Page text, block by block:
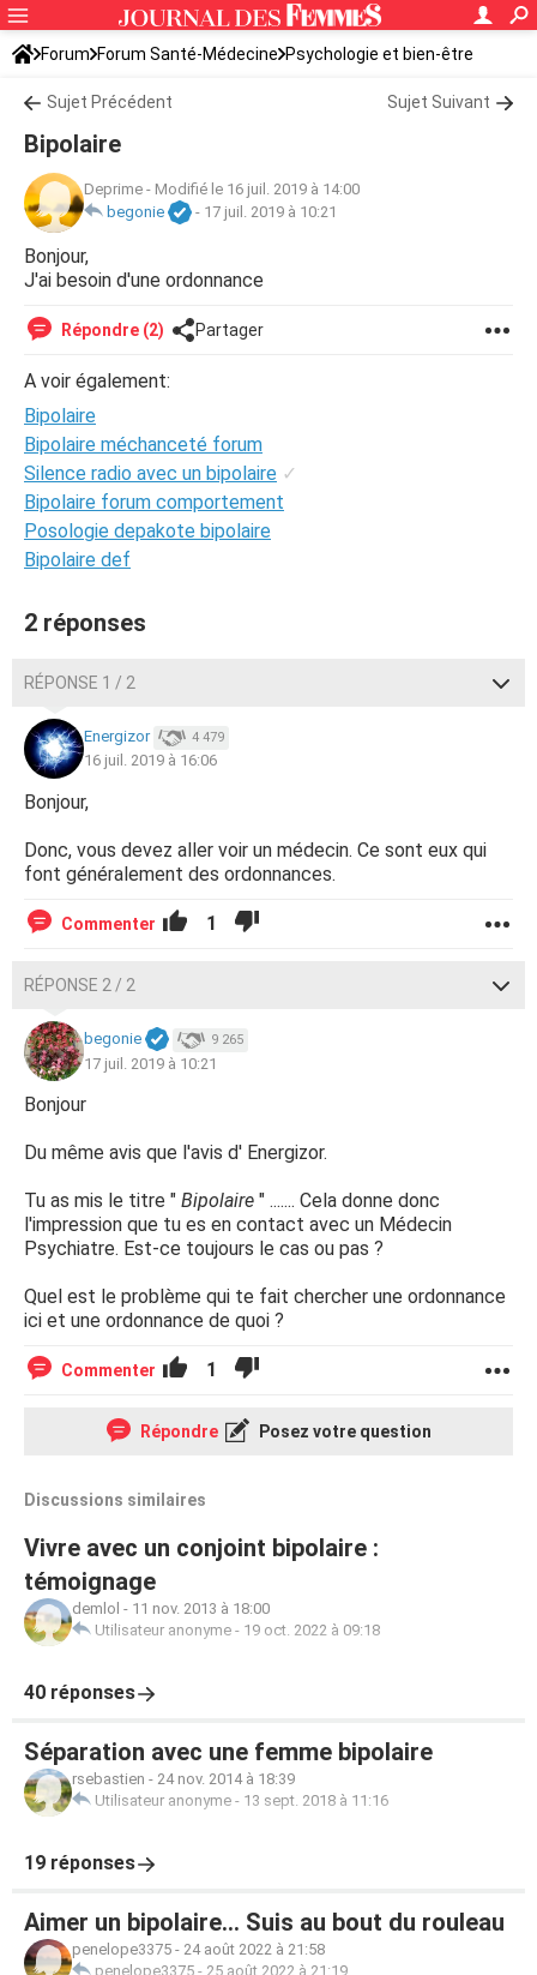
Forum Forum Santé-Médecine Psychologie et bien-être
Sujet Précédent Sujet Suivant
Bipolaire
Deprime - Modifié le 16 juil. 2019 à 14:00
begonie
- 17 juil. 2019 à 10:21
Bonjour,
J'ai besoin d'une ordonnance
Répondre (2) Partager
A voir également:
Bipolaire
Bipolaire méchanceté forum
Silence radio avec un bipolaire ✓
Bipolaire forum comportement
Posologie depakote bipolaire
Bipolaire def
2 réponses
RÉPONSE 1 / 2
Energizor 4 479
16 juil. 2019 à 16:06
Bonjour,
Donc, vous devez aller voir un médecin. Ce sont eux qui
font généralement des ordonnances.
Commenter 1
RÉPONSE 2 / 2
begonie 9 265
17 juil. 2019 à 10:21
Bonjour
Du même avis que l'avis d' Energizor.
Tu as mis le titre " Bipolaire " ....... Cela donne donc
l'impression que tu es en contact avec un Médecin
Psychiatre. Est-ce toujours le cas ou pas ?
Quel est le problème qui te fait chercher une ordonnance
ici et une ordonnance de quoi ?
Commenter 1
Répondre Posez votre question
Discussions similaires
Vivre avec un conjoint bipolaire :
témoignage
demlol - 11 nov. 2013 à 18:00
Utilisateur anonyme - 19 oct. 2022 à 09:18
40 réponses
Séparation avec une femme bipolaire
rsebastien - 24 nov. 2014 à 18:39
Utilisateur anonyme - 13 sept. 2018 à 11:16
19 réponses
Aimer un bipolaire... Suis au bout du rouleau
penelope3375 - 24 août 2022 à 21:58
penelope3375 - 25 août 2022 à 21:19